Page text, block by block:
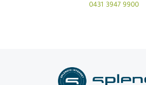
0431 3947 9900